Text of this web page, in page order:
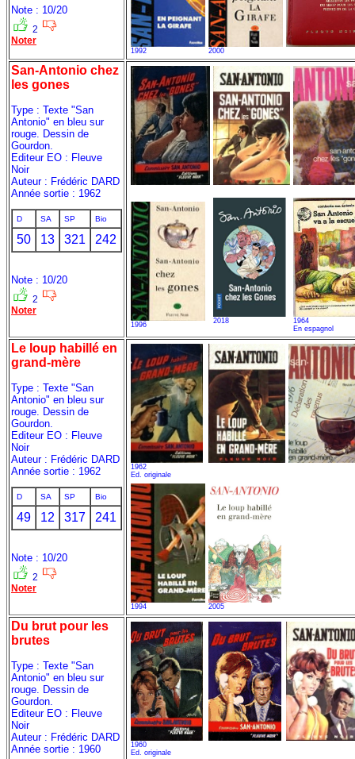
Note : 10/20
2
Noter
1992 2000
San-Antonio chez
les gones
Type : Texte "San
Antonio" en bleu sur
rouge. Dessin de
Gourdon.
Editeur EO : Fleuve
Noir
Auteur : Frédéric DARD
Année sortie : 1962
D SA SP Bio
50 13 321 242
Note : 10/20
2
Noter
1996 2018
1964
En espagnol
Le loup habillé en
grand-mère
Type : Texte "San
Antonio" en bleu sur
rouge. Dessin de
Gourdon.
Editeur EO : Fleuve
Noir
Auteur : Frédéric DARD
Année sortie : 1962
D SA SP Bio
49 12 317 241
Note : 10/20
2
Noter
1962
Ed. originale
1994 2005
Du brut pour les
brutes
Type : Texte "San
Antonio" en bleu sur
rouge. Dessin de
Gourdon.
Editeur EO : Fleuve
Noir
Auteur : Frédéric DARD
Année sortie : 1960
1960
Ed. originale